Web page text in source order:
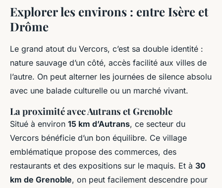
Explorer les environs : entre Isère et
Drôme
Le grand atout du Vercors, c’est sa double identité :
nature sauvage d’un côté, accès facilité aux villes de
l’autre. On peut alterner les journées de silence absolu
avec une balade culturelle ou un marché vivant.
La proximité avec Autrans et Grenoble
Situé à environ 15 km d’Autrans, ce secteur du
Vercors bénéficie d’un bon équilibre. Ce village
emblématique propose des commerces, des
restaurants et des expositions sur le maquis. Et à 30
km de Grenoble, on peut facilement descendre pour